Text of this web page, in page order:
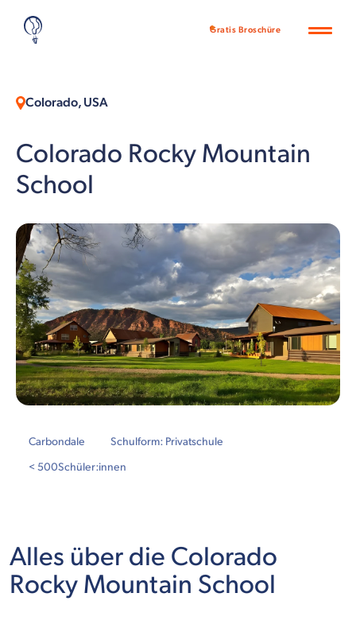
Gratis Broschüre
Colorado, USA
Colorado Rocky Mountain
School
Carbondale
Schulform: Privatschule
< 500Schüler:innen
Alles über die Colorado
Rocky Mountain School